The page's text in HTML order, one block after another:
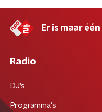
Er is maar één
Radio
DJ’s
Programma's